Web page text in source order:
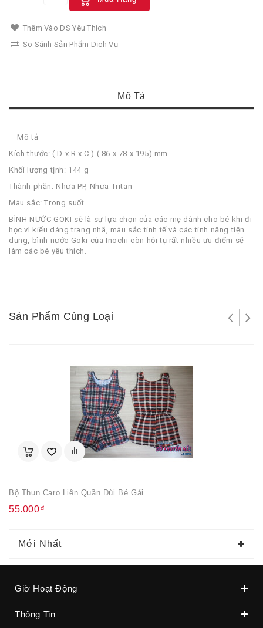
Thêm Vào DS Yêu Thích
So Sánh Sản Phẩm Dịch Vụ
Mô Tả
Mô tả
Kích thước: ( D x R x C ) ( 86 x 78 x 195) mm
Khối lượng tịnh: 144 g
Thành phần: Nhựa PP, Nhựa Tritan
Màu sắc: Trong suốt
BÌNH NƯỚC GOKI sẽ là sự lựa chọn của các mẹ dành cho bé khi đi
học vì kiểu dáng trang nhã, màu sắc tinh tế và các tính năng tiện
dụng, bình nước Goki của Inochi còn hội tụ rất nhiều ưu điểm sẽ
làm các bé yêu thích.
Sản Phẩm Cùng Loại
Bộ Thun Caro Liền Quần Đùi Bé Gái
55.000₫
Mới Nhất
Giờ Hoạt Động
Thông Tin